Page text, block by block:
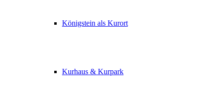
Königstein als Kurort
Kurhaus & Kurpark